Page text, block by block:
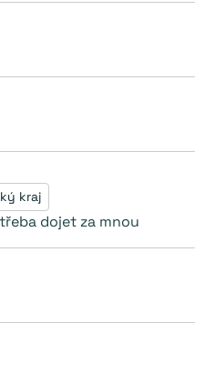
kraj
dojet za mnou